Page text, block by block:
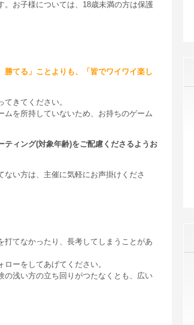
お子様については、18歳未満の方は保護
勝てる」ことよりも、「皆でワイワイ楽し
きてください。
ムを所持していないため、お持ちのゲーム
ィング(対象年齢)をご配慮くださるようお
い方は、主催に気軽にお声掛けくださ
打てなかったり、長考してしまうことがあ
ーをしてあげてください。
浅い方の立ち回りがつたなくとも、広い